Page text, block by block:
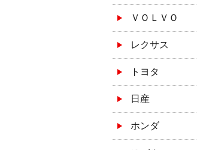
ＶＯＬＶＯ
レクサス
トヨタ
日産
ホンダ